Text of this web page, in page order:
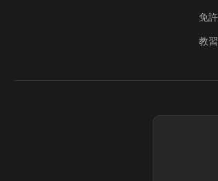
免
教